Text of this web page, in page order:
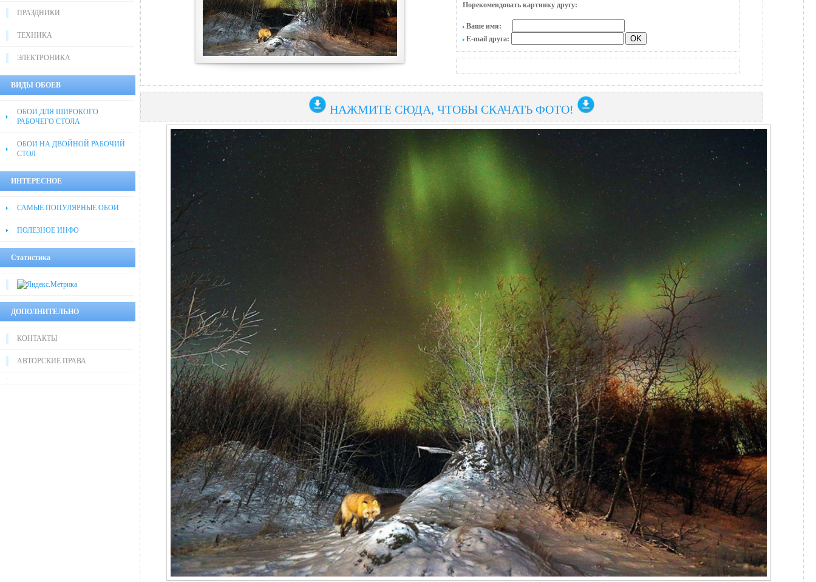
ПРАЗДНИКИ
ТЕХНИКА
ЭЛЕКТРОНИКА
ВИДЫ ОБОЕВ
ОБОИ ДЛЯ ШИРОКОГО
РАБОЧЕГО СТОЛА
ОБОИ НА ДВОЙНОЙ РАБОЧИЙ
СТОЛ
ИНТЕРЕСНОЕ
САМЫЕ ПОПУЛЯРНЫЕ ОБОИ
ПОЛЕЗНОЕ ИНФО
Статистика
ДОПОЛНИТЕЛЬНО
КОНТАКТЫ
АВТОРСКИЕ ПРАВА
Порекомендовать картинку другу:
Ваше имя:
E-mail друга:
НАЖМИТЕ СЮДА, ЧТОБЫ СКАЧАТЬ ФОТО!